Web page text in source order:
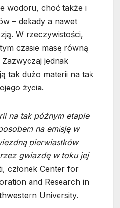
wodoru, choć także i
– dekady a nawet
W rzeczywistości,
czasie masę równą
Zazwyczaj jednak
tak dużo materii na tak
życia.
na tak późnym etapie
na emisję w
pierwiastków
gwiazdę w toku jej
członek Center for
and Research in
University.